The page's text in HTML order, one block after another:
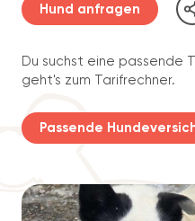
Hund anfragen
Du suchst eine passende
geht's zum Tarifrechner.
Passende